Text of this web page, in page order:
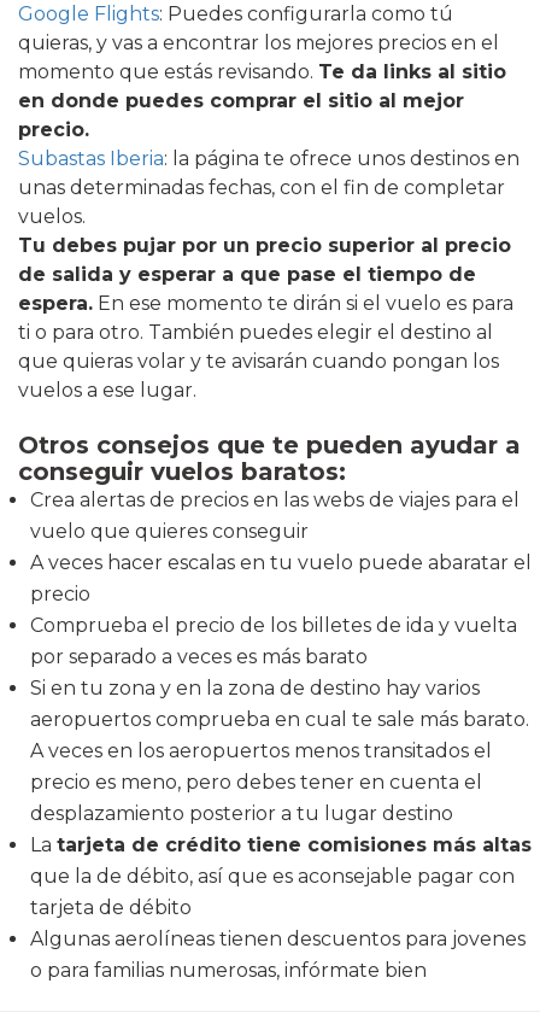
Google Flights: Puedes configurarla como tú
quieras, y vas a encontrar los mejores precios en el
momento que estás revisando. Te da links al sitio
en donde puedes comprar el sitio al mejor
precio.
Subastas Iberia: la página te ofrece unos destinos en
unas determinadas fechas, con el fin de completar
vuelos.
Tu debes pujar por un precio superior al precio
de salida y esperar a que pase el tiempo de
espera. En ese momento te dirán si el vuelo es para
ti o para otro. También puedes elegir el destino al
que quieras volar y te avisarán cuando pongan los
vuelos a ese lugar.
Otros consejos que te pueden ayudar a
conseguir vuelos baratos:
Crea alertas de precios en las webs de viajes para el
vuelo que quieres conseguir
A veces hacer escalas en tu vuelo puede abaratar el
precio
Comprueba el precio de los billetes de ida y vuelta
por separado a veces es más barato
Si en tu zona y en la zona de destino hay varios
aeropuertos comprueba en cual te sale más barato.
A veces en los aeropuertos menos transitados el
precio es meno, pero debes tener en cuenta el
desplazamiento posterior a tu lugar destino
La tarjeta de crédito tiene comisiones más altas
que la de débito, así que es aconsejable pagar con
tarjeta de débito
Algunas aerolíneas tienen descuentos para jovenes
o para familias numerosas, infórmate bien